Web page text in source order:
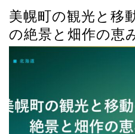
美幌町の観光と移
の絶景と畑作の恵